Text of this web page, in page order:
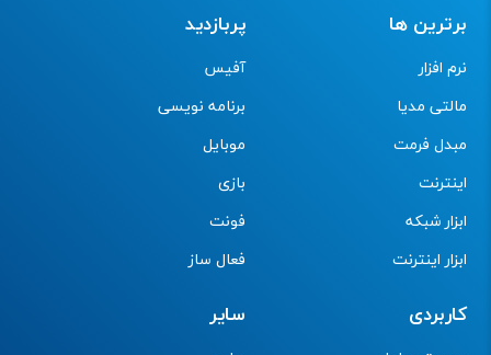
برترین ها
نرم افزار
مالتی مدیا
مبدل فرمت
اینترنت
ابزار شبکه
ابزار اینترنت
پربازدید
آفیس
برنامه نویسی
موبایل
بازی
فونت
فعال ساز
کاربردی سایر